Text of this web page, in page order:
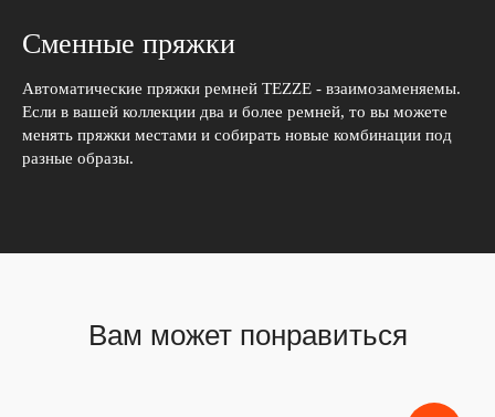
Сменные пряжки
Автоматические пряжки ремней TEZZE - взаимозаменяемы.
Если в вашей коллекции два и более ремней, то вы можете
менять пряжки местами и собирать новые комбинации под
разные образы.
Вам может понравиться